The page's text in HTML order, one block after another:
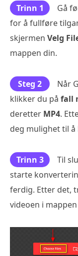
Trinn 1
Gå
for å fullføre
skjermen Velg
mappen din.
Steg 2
Når
klikker du på fall
deretter MP4.
deg mulighet til
Trinn 3 Til
starte
ferdig. Etter det,
videoen i